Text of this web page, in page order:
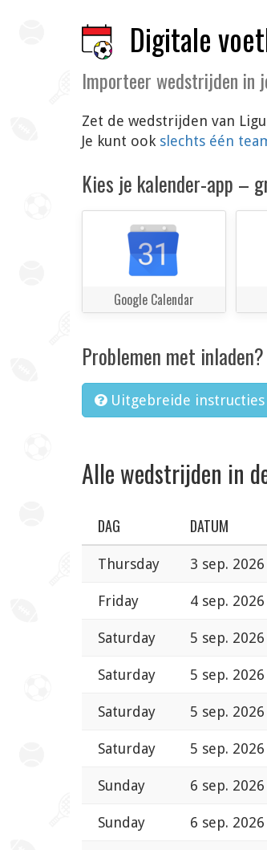
Digitale
Importeer wedstrijden in
Zet de wedstrijden van
Je kunt ook slechts één
Kies je kalender-app –
Google Calendar
Problemen met inladen?
Uitgebreide instructies
Alle wedstrijden in
DAG DATUM
Thursday 3 sep.
Friday 4 sep.
Saturday 5 sep.
Saturday 5 sep.
Saturday 5 sep.
Saturday 5 sep.
Sunday 6 sep.
Sunday 6 sep.